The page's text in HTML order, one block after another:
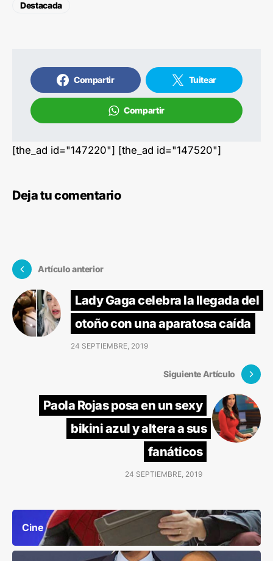
Destacada
Compartir Tuitear
Compartir
[the_ad id="147220"] [the_ad id="147520"]
Deja tu comentario
Artículo anterior
Lady Gaga celebra la llegada del
otoño con una aparatosa caída
24 SEPTIEMBRE, 2019
Siguiente Artículo
Paola Rojas posa en un sexy
bikini azul y altera a sus
fanáticos
24 SEPTIEMBRE, 2019
Cine